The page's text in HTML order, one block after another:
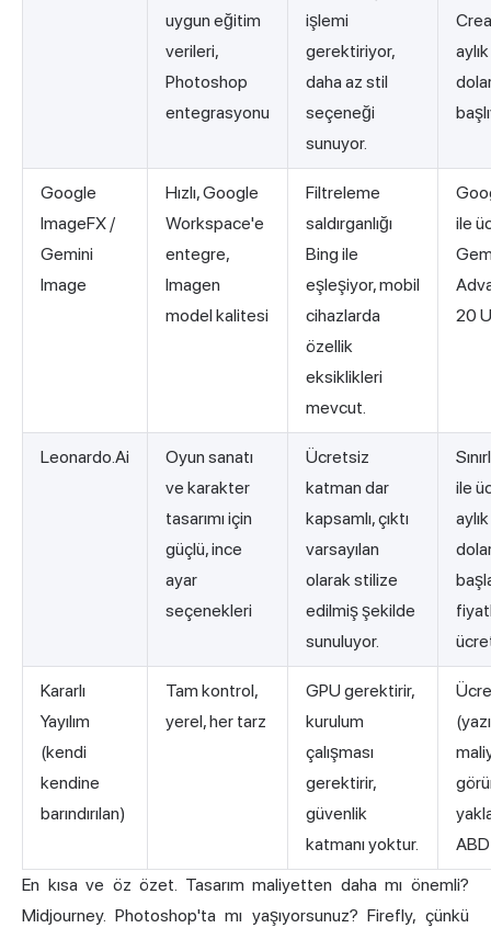
uygun eğitim
verileri,
Photoshop
entegrasyonu
işlemi
gerektiriyor,
daha az stil
seçeneği
sunuyor.
Google
ImageFX /
Gemini
Image
Hızlı, Google
Workspace'e
entegre,
Imagen
model kalitesi
Filtreleme
saldırganlığı
Bing ile
eşleşiyor, mobil
cihazlarda
özellik
eksiklikleri
mevcut.
ile
20
Leonardo.Ai
Oyun sanatı
ve karakter
tasarımı için
güçlü, ince
ayar
seçenekleri
Ücretsiz
katman dar
kapsamlı, çıktı
varsayılan
olarak stilize
edilmiş şekilde
sunuluyor.
ile
Kararlı
Yayılım
(kendi
kendine
barındırılan)
Tam kontrol,
yerel, her tarz
GPU gerektirir,
kurulum
çalışması
gerektirir,
güvenlik
katmanı yoktur.
ABD
En kısa ve öz özet. Tasarım maliyetten daha mı önemli?
Midjourney. Photoshop'ta mı yaşıyorsunuz? Firefly, çünkü